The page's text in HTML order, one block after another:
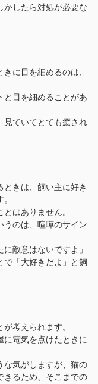
かしたら対処が必要な
に目を細めるのは、
と目を細めることがあ
見ていてとても癒され
きは、飼い主に好き
はありません。
うのは、喧嘩のサイン
敵意はないですよ」
で「大好きだよ」と飼
考えられます。
に電気を点けたときに
な気がしますが、猫の
きるため、そこまでの